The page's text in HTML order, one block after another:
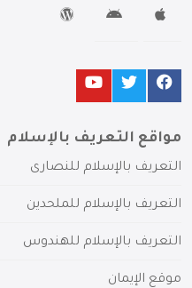
مواقع التعريف بالإسلام
التعريف بالإسلام للنصارى
التعريف بالإسلام للملحدين
التعريف بالإسلام للهندوس
موقع الإيمان